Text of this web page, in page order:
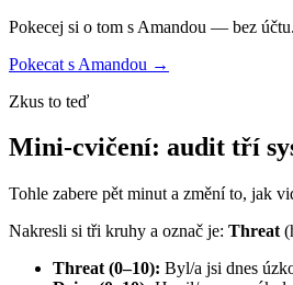
Pokecej si o tom s Amandou — bez účtu.
Pokecat s Amandou →
Zkus to teď
Mini-cvičení: audit tří
Tohle zabere pět minut a změní to, jak
Nakresli si tři kruhy a označ je: Threat
Threat (0–10): Byl/a jsi dnes